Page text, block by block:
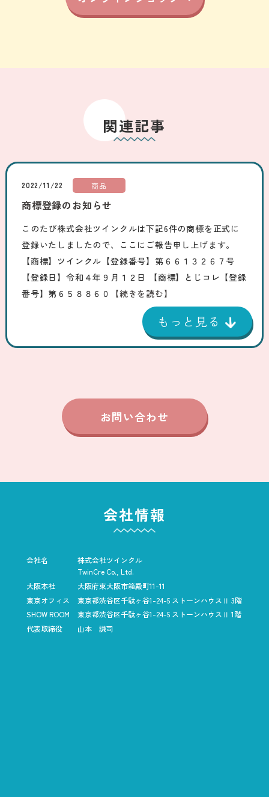
関連記事
2022/11/22 商品
商標登録のお知らせ
このたび株式会社ツインクルは下記6件の商標を正式に
登録いたしましたので、ここにご報告申し上げます。
【商標】ツインクル【登録番号】第６６１３２６７号
【登録日】令和４年９月１２日 【商標】とじコレ【登録
番号】第６５８８６０
【続きを読む】
お問い合わせ
会社情報
会社名
株式会社ツインクル
TwinCre Co., Ltd.
大阪本社
大阪府東大阪市箱殿町11-11
東京オフィス
東京都渋谷区千駄ヶ谷1-24-5 ストーンハウスⅡ 3階
SHOW ROOM
東京都渋谷区千駄ヶ谷1-24-5 ストーンハウスⅡ 1階
代表取締役
山本 謙司